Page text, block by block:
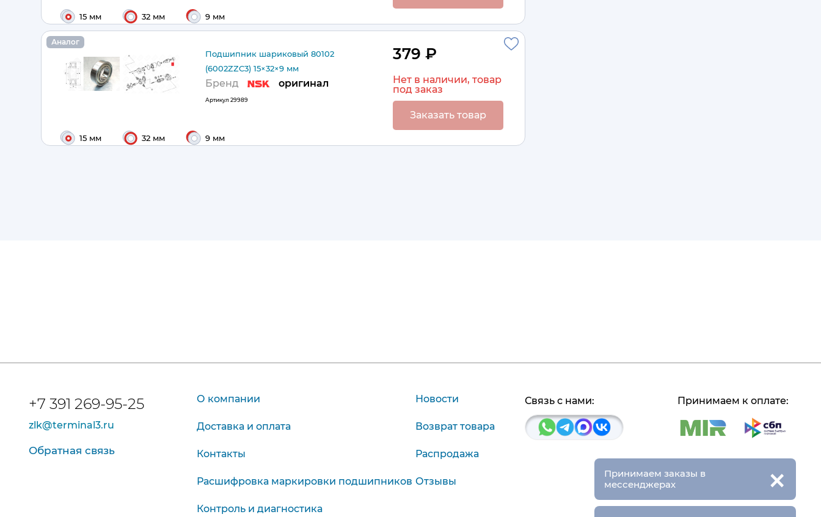
15 мм 32 мм 9 мм
Аналог
Подшипник шариковый 80102
(6002ZZC3) 15×32×9 мм
Бренд оригинал
Артикул 29989
15 мм 32 мм 9 мм
379 ₽
Нет в наличии, товар
под заказ
Заказать товар
+7 391 269-95-25
zlk@terminal3.ru
Обратная связь
О компании
Доставка и оплата
Контакты
Расшифровка маркировки подшипников
Контроль и диагностика
Новости
Возврат товара
Распродажа
Отзывы
Связь с нами: Принимаем к оплате:
Принимаем заказы в
мессенджерах
×